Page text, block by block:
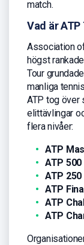
match.
Vad är ATP
Association
högst
Tour
manliga
ATP tog över
elittävlingar
flera nivåer:
ATP
ATP 500
ATP 250
ATP
ATP
ATP